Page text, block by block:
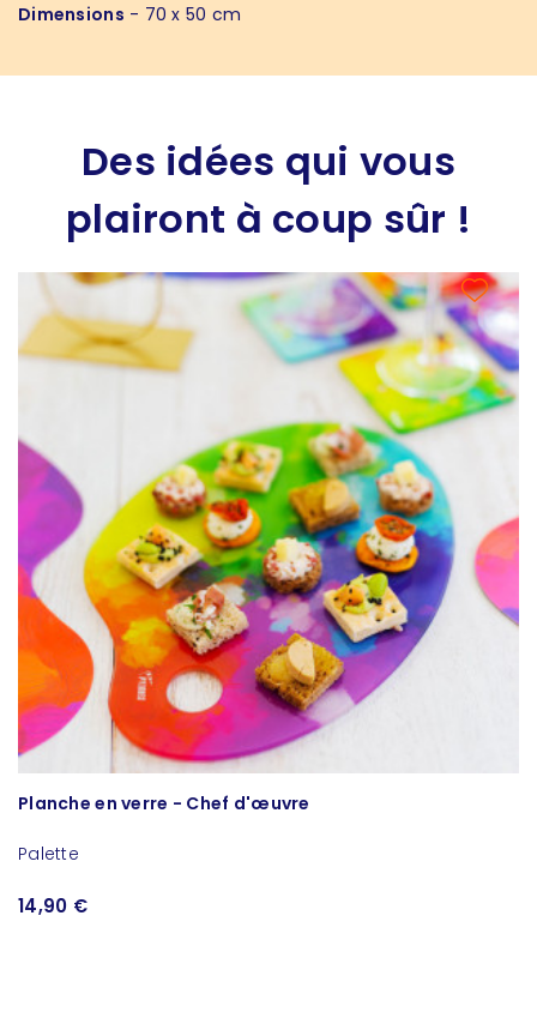
Dimensions - 70 x 50 cm
Des idées qui vous
plairont à coup sûr !
Planche en verre - Chef d'œuvre
Palette
14,90 €